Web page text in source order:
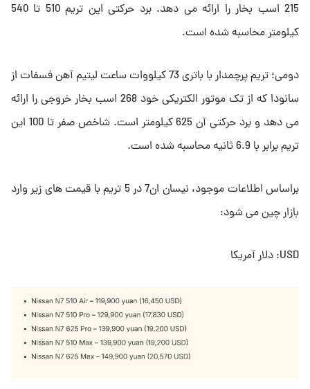
215 اسب بخار را ارائه می دهد. برد حرکتی این تریم 510 تا 540
کیلومتر محاسبه شده است.
دومی؛ تریم پرچمدار با باتری 73 کیلووات ساعت لیتیم آهن فسفات از
سانودا که از تک موتور الکتریکی خود 268 اسب بخار خروجی را ارائه
می دهد و برد حرکتی آن 625 کیلومتر است. شاخص صفر تا 100 این
تریم برابر با 6.9 ثانیه محاسبه شده است.
براساس اطلاعات موجود، نیسان ان7 در 5 تریم با قیمت های زیر وارد
بازار چین می شود:
USD: دلار آمریکا